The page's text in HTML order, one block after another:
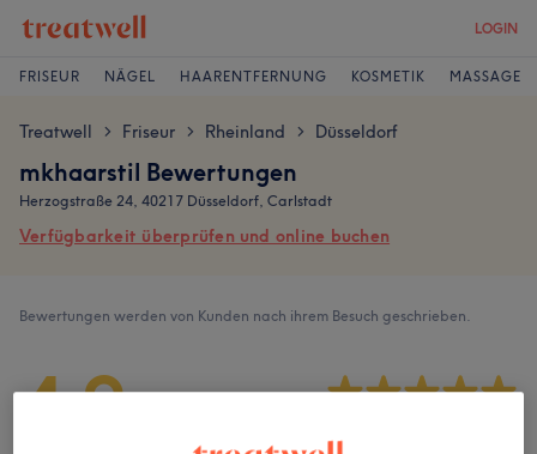
LOGIN
FRISEUR NÄGEL HAARENTFERNUNG KOSMETIK MASSAGE
Treatwell > Friseur > Rheinland > Düsseldorf
mkhaarstil Bewertungen
Herzogstraße 24, 40217 Düsseldorf, Carlstadt
Verfügbarkeit überprüfen und online buchen
Bewertungen werden von Kunden nach ihrem Besuch geschrieben.
4,9